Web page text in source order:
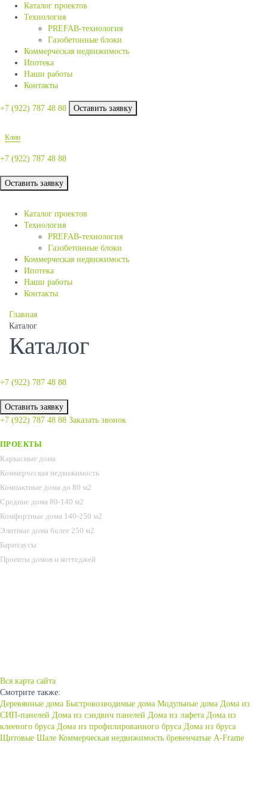
Каталог проектов
Технология
PREFAB-технология
Газобетонные блоки
Коммерческая недвижимость
Ипотека
Наши работы
Контакты
+7 (922) 787 48 88 Оставить заявку
Клин
+7 (922) 787 48 88
Оставить заявку
Каталог проектов
Технология
PREFAB-технология
Газобетонные блоки
Коммерческая недвижимость
Ипотека
Наши работы
Контакты
Главная
Каталог
Каталог
+7 (922) 787 48 88
Оставить заявку
+7 (922) 787 48 88 Заказать звонок
ПРОЕКТЫ
Каркасные дома
Коммерческая недвижимость
Компактные дома до 80 м2
Средние дома 80-140 м2
Комфортные дома 140-250 м2
Элитные дома более 250 м2
Барнхаусы
Проекты домов и коттеджей
Вся карта сайта
Смотрите также:
Деревянные дома Быстровозводимые дома Модульные дома Дома из
СИП-панелей Дома из сэндвич панелей Дома из лафета Дома из
клееного бруса Дома из профилированного бруса Дома из бруса
Щитовые Шале Коммерческая недвижимость бревенчатые A-Frame